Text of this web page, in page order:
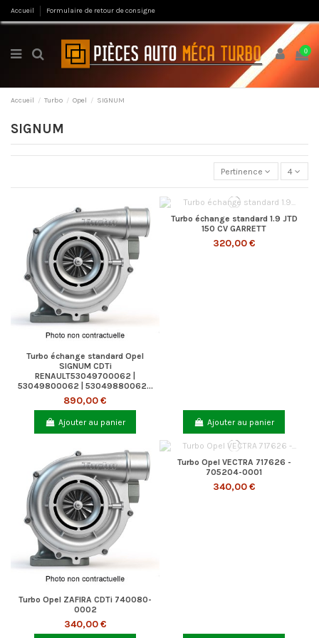
Accueil Formulaire de retour de consigne
0
Accueil Turbo Opel SIGNUM
SIGNUM
Pertinence 4
Turbo échange standard Opel
SIGNUM CDTi
RENAULT53049700062 |
53049800062 | 53049880062...
890,00 €
Ajouter au panier
Turbo échange standard 1.9 JTD
150 CV GARRETT
320,00 €
Ajouter au panier
Turbo Opel ZAFIRA CDTi 740080-
0002
340,00 €
Turbo Opel VECTRA 717626 -
705204-0001
340,00 €